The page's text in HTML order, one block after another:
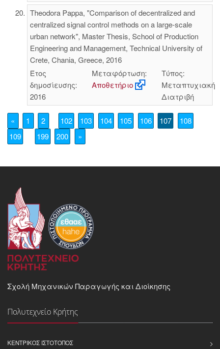
Theodora Pappa, "Comparison of decentralized and
centralized signal control methods on a large-scale
urban network", Master Thesis, School of Production
Engineering and Management, Technical University of
Crete, Chania, Greece, 2016
Έτος
δημοσίευσης:
2016
Μεταφόρτωση:
Αποθετήριο
Τύπος:
Μεταπτυχιακή
Διατριβή
« 1 2 102 103 104 105 106 107
108
109
199 200 »
Σχολή Μηχανικών Παραγωγής και Διοίκησης
Πολυτεχνείο Κρήτης
ΚΕΝΤΡΙΚΌΣ ΙΣΤΌΤΟΠΟΣ